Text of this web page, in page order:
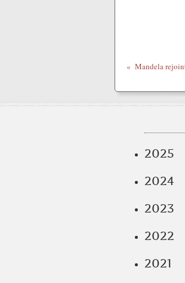
Mandela
2025
2024
2023
2022
2021